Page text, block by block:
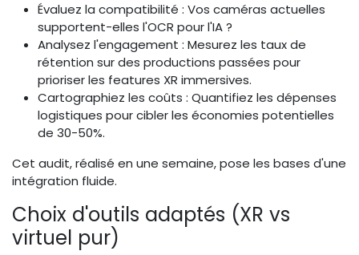
Évaluez la compatibilité : Vos caméras actuelles
supportent-elles l'OCR pour l'IA ?
Analysez l'engagement : Mesurez les taux de
rétention sur des productions passées pour
prioriser les features XR immersives.
Cartographiez les coûts : Quantifiez les dépenses
logistiques pour cibler les économies potentielles
de 30-50%.
Cet audit, réalisé en une semaine, pose les bases d'une
intégration fluide.
Choix d'outils adaptés (XR vs
virtuel pur)